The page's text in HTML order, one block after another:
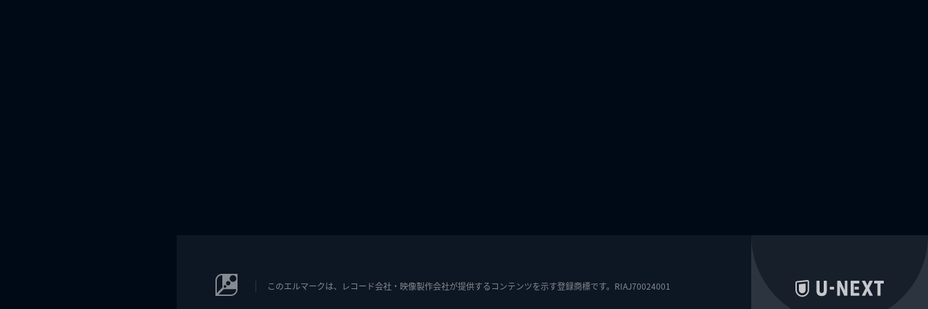
このエルマークは、レコード会社・映像製作会社が提供するコンテンツを示す登録商標です。RIAJ70024001